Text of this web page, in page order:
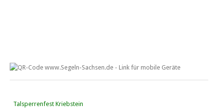
Talsperrenfest Kriebstein